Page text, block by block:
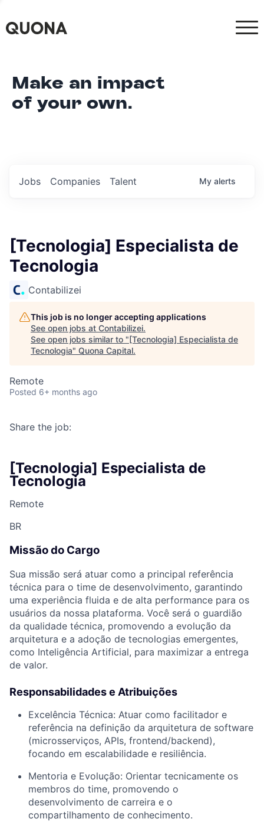
Make an impact
of your own.
Jobs Companies Talent My alerts
[Tecnologia] Especialista de
Tecnologia
Contabilizei
This job is no longer accepting applications
See open jobs at Contabilizei.
See open jobs similar to "[Tecnologia] Especialista de
Tecnologia" Quona Capital.
Remote
Posted 6+ months ago
Share the job:
[Tecnologia] Especialista de
Tecnologia
Remote
BR
Missão do Cargo
Sua missão será atuar como a principal referência
técnica para o time de desenvolvimento, garantindo
uma experiência fluida e de alta performance para os
usuários da nossa plataforma. Você será o guardião
da qualidade técnica, promovendo a evolução da
arquitetura e a adoção de tecnologias emergentes,
como Inteligência Artificial, para maximizar a entrega
de valor.
Responsabilidades e Atribuições
Excelência Técnica: Atuar como facilitador e
referência na definição da arquitetura de software
(microsserviços, APIs, frontend/backend),
focando em escalabilidade e resiliência.
Mentoria e Evolução: Orientar tecnicamente os
membros do time, promovendo o
desenvolvimento de carreira e o
compartilhamento de conhecimento.